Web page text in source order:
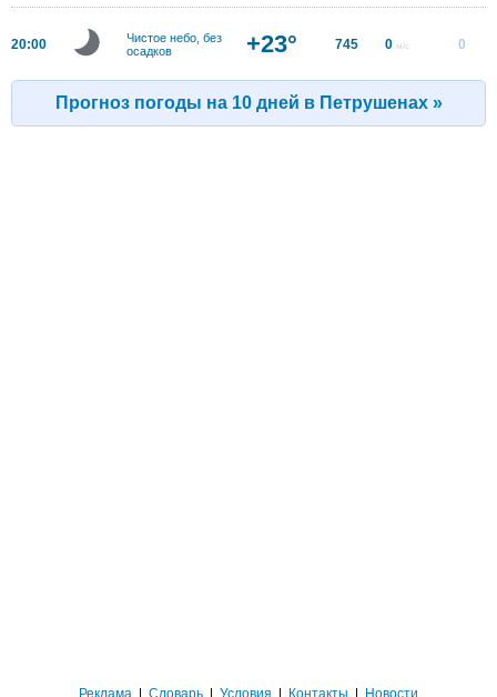
20:00
Чистое небо, без
осадков
+23° 745 0 м/с 0
Прогноз погоды на 10 дней в Петрушенах »